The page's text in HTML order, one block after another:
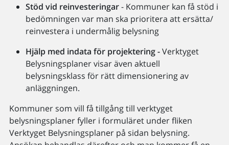
Stöd vid reinvesteringar- Kommuner kan få stöd i
bedömningen var man ska prioritera att ersätta/
reinvestera i undermålig belysning
Hjälp med indata för projektering -Verktyget
Belysningsplaner visar även aktuell
belysningsklass för rätt dimensionering av
anläggningen.
Kommuner som vill få tillgång till verktyget
belysningsplaner fyller i formuläret under fliken
Verktyget Belysningsplaner på sidan belysning.